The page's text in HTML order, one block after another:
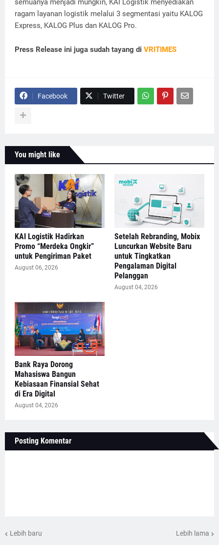
semuanya menjadi mungkin, KAI Logistik menyediakan
ragam layanan logistik melalui 3 segmentasi yaitu KALOG
Express, KALOG Plus dan KALOG Pro.
Press Release ini juga sudah tayang di VRITIMES
Facebook Twitter
You might like
KAI Logistik Hadirkan
Promo “Merdeka Ongkir”
untuk Pengiriman Paket
August 06, 2026
Setelah Rebranding, Mobix
Luncurkan Website Baru
untuk Tingkatkan
Pengalaman Digital
Pelanggan
August 04, 2026
Bank Raya Dorong
Mahasiswa Bangun
Kebiasaan Finansial Sehat
di Era Digital
August 04, 2026
Posting Komentar
Lebih baru Lebih lama